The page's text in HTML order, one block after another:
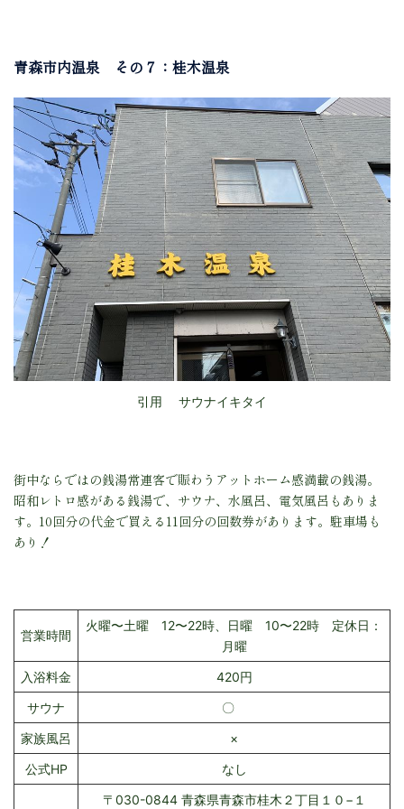
青森市内温泉 その７：桂木温泉
引用 サウナイキタイ
街中ならではの銭湯常連客で賑わうアットホーム感満載の銭湯。
昭和レトロ感がある銭湯で、サウナ、水風呂、電気風呂もありま
す。10回分の代金で買える11回分の回数券があります。駐車場も
あり！
営業時間
火曜〜土曜 12〜22時、日曜 10〜22時 定休日：
月曜
入浴料金
420円
サウナ
〇
家族風呂
×
公式HP
なし
〒030-0844 青森県青森市桂木２丁目１０−１